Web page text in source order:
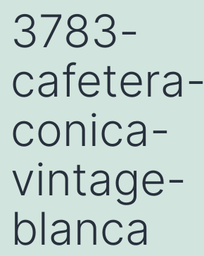
3783-
cafetera-
conica-
vintage-
blanca